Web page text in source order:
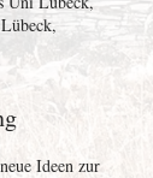
Ideen zur